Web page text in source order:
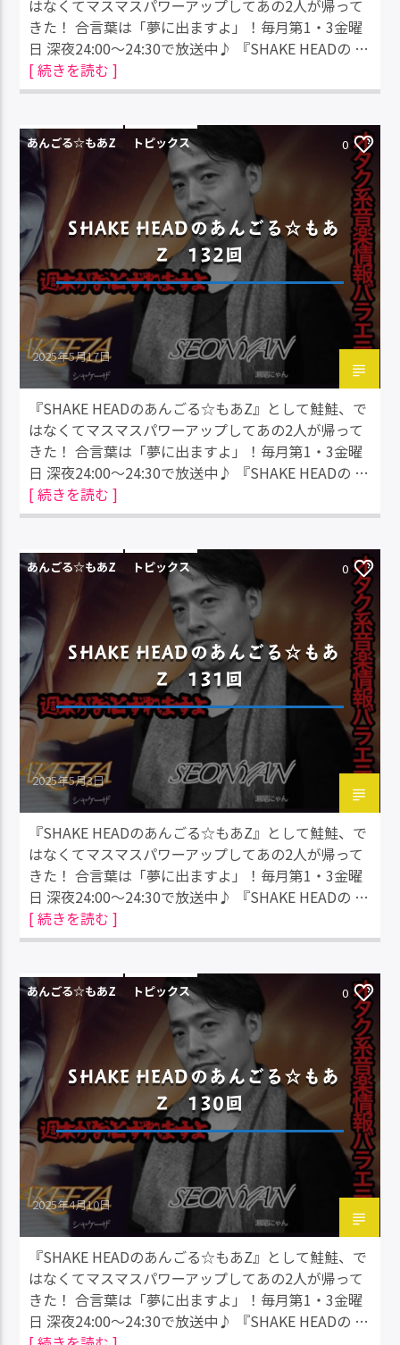
はなくてマスマスパワーアップしてあの2人が帰って
きた！ 合言葉は「夢に出ますよ」！毎月第1・3金曜
日 深夜24:00～24:30で放送中♪ 『SHAKE HEADの …
[ 続きを読む ]
あんごる☆もあZ トピックス 0
SHAKE HEADのあんごる☆もあ
Z 132回
2025年5月17日
『SHAKE HEADのあんごる☆もあZ』として鮭鮭、で
はなくてマスマスパワーアップしてあの2人が帰って
きた！ 合言葉は「夢に出ますよ」！毎月第1・3金曜
日 深夜24:00～24:30で放送中♪ 『SHAKE HEADの …
[ 続きを読む ]
あんごる☆もあZ トピックス 0
SHAKE HEADのあんごる☆もあ
Z 131回
2025年5月3日
『SHAKE HEADのあんごる☆もあZ』として鮭鮭、で
はなくてマスマスパワーアップしてあの2人が帰って
きた！ 合言葉は「夢に出ますよ」！毎月第1・3金曜
日 深夜24:00～24:30で放送中♪ 『SHAKE HEADの …
[ 続きを読む ]
あんごる☆もあZ トピックス 0
SHAKE HEADのあんごる☆もあ
Z 130回
2025年4月10日
『SHAKE HEADのあんごる☆もあZ』として鮭鮭、で
はなくてマスマスパワーアップしてあの2人が帰って
きた！ 合言葉は「夢に出ますよ」！毎月第1・3金曜
日 深夜24:00～24:30で放送中♪ 『SHAKE HEADの …